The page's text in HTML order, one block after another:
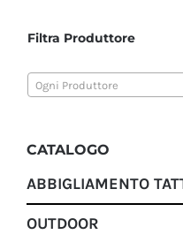
Filtra Produttore
Ogni Produttore
CATALOGO
ABBIGLIAMENTO
OUTDOOR